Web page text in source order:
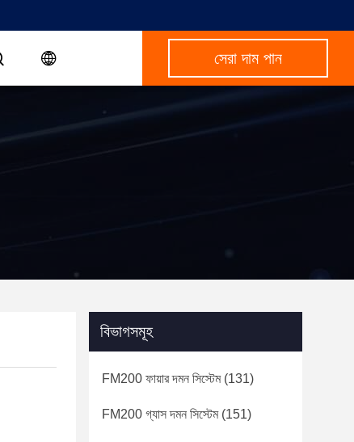
সেরা দাম পান
বিভাগসমূহ
FM200 ফায়ার দমন সিস্টেম(131)
FM200 গ্যাস দমন সিস্টেম(151)